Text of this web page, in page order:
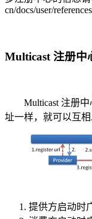
cn/docs/user/
Multicast 注册中
Multicast 注册中
址一样，就可以互相
提供方启动时